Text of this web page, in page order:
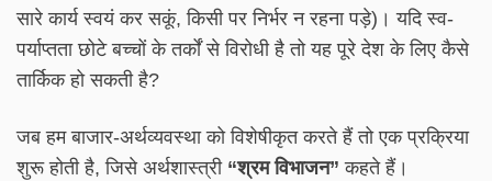
सारे कार्य स्वयं कर सकूं, किसी पर निर्भर न रहना पड़े)। यदि स्व-
पर्याप्तता छोटे बच्चों के तर्कों से विरोधी है तो यह पूरे देश के लिए कैसे
तार्किक हो सकती है?
जब हम बाजार-अर्थव्यवस्था को विशेषीकृत करते हैं तो एक प्रक्रिया
शुरू होती है, जिसे अर्थशास्त्री “श्रम विभाजन” कहते हैं।